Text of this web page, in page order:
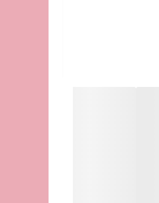
اگر می‌خواهید